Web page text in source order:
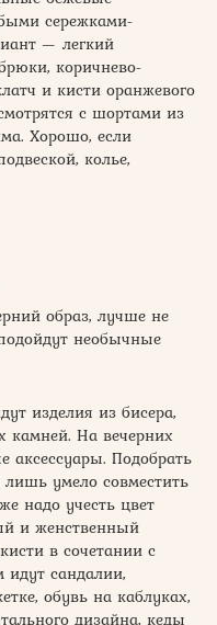
сережками-
— легкий
коричнево-
и кисти оранжевого
с шортами из
Хорошо, если
колье,
образ, лучше не
необычные
изделия из бисера,
камней. На вечерних
аксессуары. Подобрать
умело совместить
надо учесть цвет
и женственный
в сочетании с
сандалии,
обувь на каблуках,
дизайна, кеды